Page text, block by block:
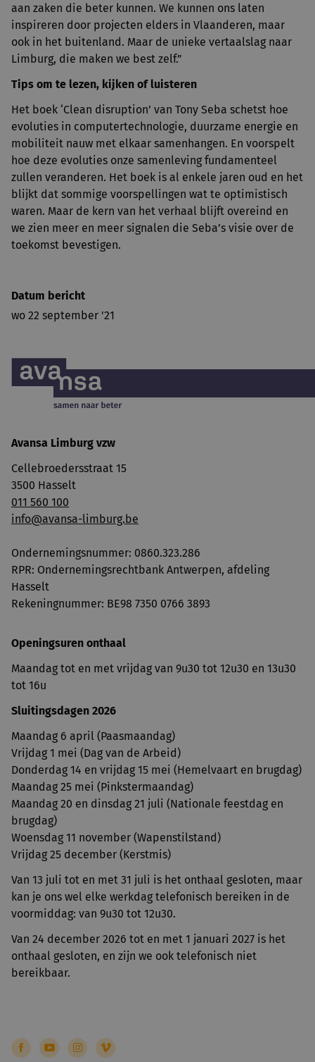
aan zaken die beter kunnen. We kunnen ons laten
inspireren door projecten elders in Vlaanderen, maar
ook in het buitenland. Maar de unieke vertaalslag naar
Limburg, die maken we best zelf.”
Tips om te lezen, kijken of luisteren
Het boek ‘Clean disruption’ van Tony Seba schetst hoe
evoluties in computertechnologie, duurzame energie en
mobiliteit nauw met elkaar samenhangen. En voorspelt
hoe deze evoluties onze samenleving fundamenteel
zullen veranderen. Het boek is al enkele jaren oud en het
blijkt dat sommige voorspellingen wat te optimistisch
waren. Maar de kern van het verhaal blijft overeind en
we zien meer en meer signalen die Seba’s visie over de
toekomst bevestigen.
Datum bericht
wo 22 september '21
Avansa Limburg vzw
Cellebroedersstraat 15
3500 Hasselt
011 560 100
info@avansa-limburg.be
Ondernemingsnummer: ​0860.323.286
RPR: Ondernemingsrechtbank Antwerpen, afdeling
Hasselt
Rekeningnummer: BE98 7350 0766 3893
Openingsuren onthaal
Maandag tot en met vrijdag van 9u30 tot 12u30 en 13u30
tot 16u
Sluitingsdagen 2026
Maandag 6 april (Paasmaandag)
Vrijdag 1 mei (Dag van de Arbeid)
Donderdag 14 en vrijdag 15 mei (Hemelvaart en brugdag)
Maandag 25 mei (Pinkstermaandag)
Maandag 20 en dinsdag 21 juli (Nationale feestdag en
brugdag)
Woensdag 11 november (Wapenstilstand)
Vrijdag 25 december (Kerstmis)
Van 13 juli tot en met 31 juli is het onthaal gesloten, maar
kan je ons wel elke werkdag telefonisch bereiken in de
voormiddag: van 9u30 tot 12u30.
Van 24 december 2026 tot en met 1 januari 2027 is het
onthaal gesloten, en zijn we ook telefonisch niet
bereikbaar.